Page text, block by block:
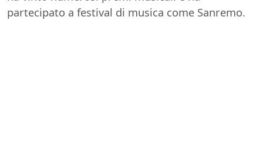
partecipato a festival di musica come Sanremo.